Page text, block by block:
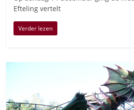
Efteling vertelt
Verder lezen